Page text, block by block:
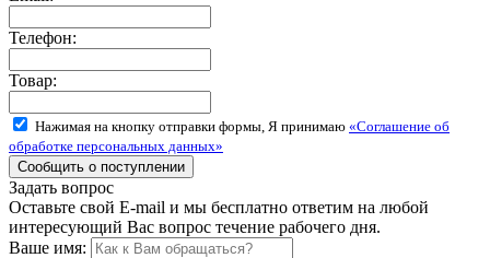
Телефон:
Товар:
Нажимая на кнопку отправки формы, Я принимаю «Соглашение об
обработке персональных данных»
Задать вопрос
Оставьте свой E-mail и мы бесплатно ответим на любой
интересующий Вас вопрос течение рабочего дня.
Ваше имя: